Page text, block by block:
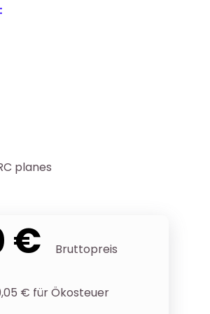
planes
€ Bruttopreis
€ für Ökosteuer